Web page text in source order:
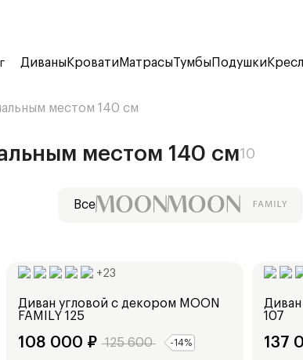
ДиваныКроватиМатрасыТумбыПодушки
местом 140 см
местом 140 см10
Все
+23
Диван угловой с декором MOON
FAMILY 125
108 000 ₽ 125 600 -14%
107
137